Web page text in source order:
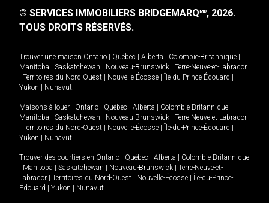
© SERVICES IMMOBILIERS BRIDGEMARQMD, 2026.
TOUS DROITS RÉSERVÉS.
Trouver une maison Ontario Québec Alberta Colombie-Britannique
Manitoba
Saskatchewan Nouveau-Brunswick
Terre-Neuve-et-Labrador
Territoires du Nord-Ouest Nouvelle-Écosse Île-du-Prince-Édouard
Yukon
Nunavut.
Maisons à louer - Ontario Québec Alberta Colombie-Britannique
Manitoba
Saskatchewan Nouveau-Brunswick
Terre-Neuve-et-Labrador
Territoires du Nord-Ouest Nouvelle-Écosse Île-du-Prince-Édouard
Yukon
Nunavut.
Trouver des courtiers en Ontario Québec Alberta
Colombie-Britannique
Manitoba Saskatchewan Nouveau-Brunswick
Terre-Neuve-et-
Labrador
Territoires du Nord-Ouest Nouvelle-Écosse
Île-du-Prince-
Édouard
Yukon Nunavut